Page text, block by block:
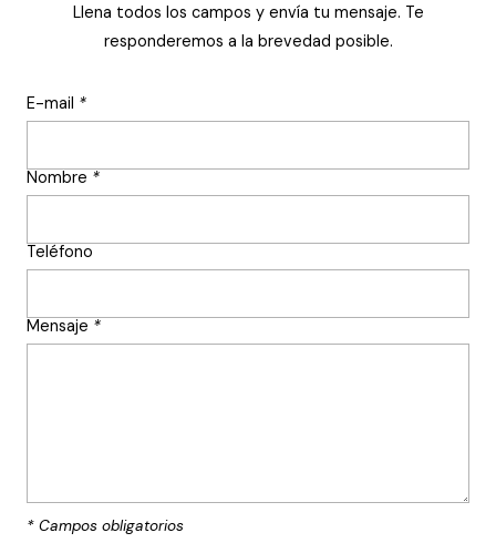
Llena todos los campos y envía tu mensaje. Te
responderemos a la brevedad posible.
E-mail *
Nombre *
Teléfono
Mensaje *
* Campos obligatorios